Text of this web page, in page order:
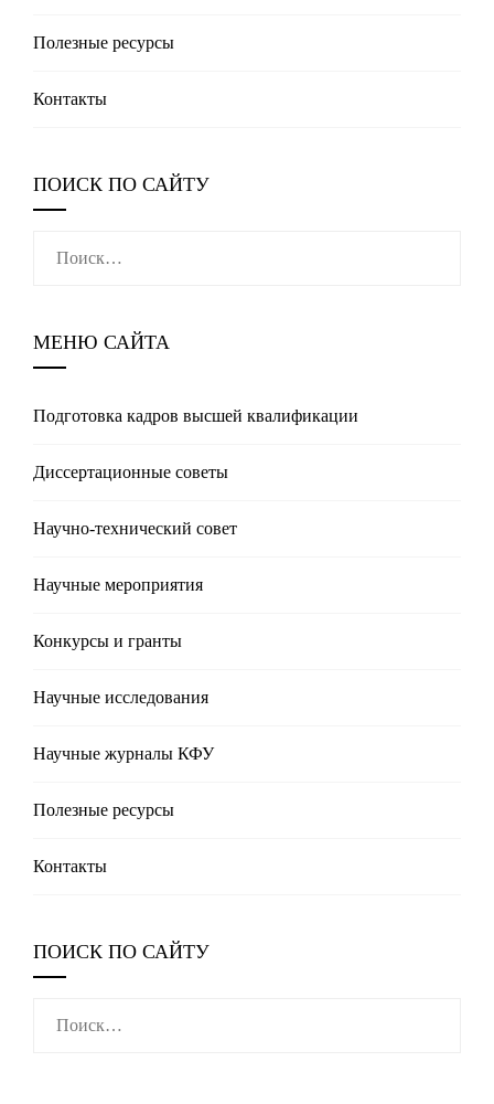
Полезные реcурсы
Контакты
ПОИСК ПО САЙТУ
МЕНЮ САЙТА
Подготовка кадров высшей квалификации
Диссертационные советы
Научно-технический совет
Научные мероприятия
Конкурсы и гранты
Научные исследования
Научные журналы КФУ
Полезные реcурсы
Контакты
ПОИСК ПО САЙТУ